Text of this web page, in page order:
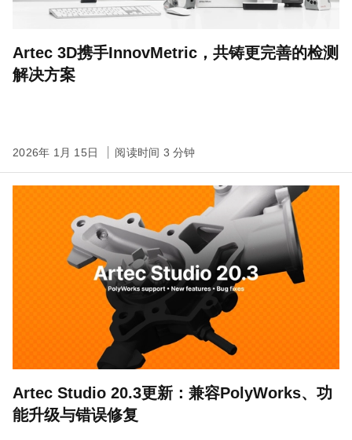
Artec 3D携手InnovMetric，共铸更完善的检测
解决方案
2026年 1月 15日 阅读时间 3 分钟
Artec Studio 20.3更新：兼容PolyWorks、功
能升级与错误修复